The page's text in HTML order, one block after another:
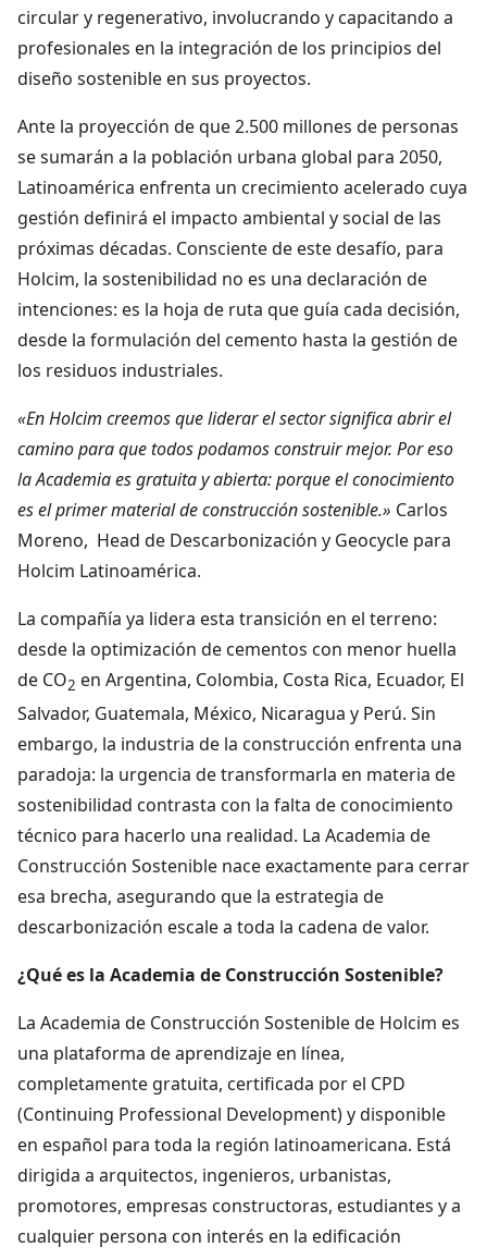
circular y regenerativo, involucrando y capacitando a
profesionales en la integración de los principios del
diseño sostenible en sus proyectos.
Ante la proyección de que 2.500 millones de personas
se sumarán a la población urbana global para 2050,
Latinoamérica enfrenta un crecimiento acelerado cuya
gestión definirá el impacto ambiental y social de las
próximas décadas. Consciente de este desafío, para
Holcim, la sostenibilidad no es una declaración de
intenciones: es la hoja de ruta que guía cada decisión,
desde la formulación del cemento hasta la gestión de
los residuos industriales.
«En Holcim creemos que liderar el sector significa abrir el
camino para que todos podamos construir mejor. Por eso
la Academia es gratuita y abierta: porque el conocimiento
es el primer material de construcción sostenible.» Carlos
Moreno, Head de Descarbonización y Geocycle para
Holcim Latinoamérica.
La compañía ya lidera esta transición en el terreno:
desde la optimización de cementos con menor huella
de CO2 en Argentina, Colombia, Costa Rica, Ecuador, El
Salvador, Guatemala, México, Nicaragua y Perú. Sin
embargo, la industria de la construcción enfrenta una
paradoja: la urgencia de transformarla en materia de
sostenibilidad contrasta con la falta de conocimiento
técnico para hacerlo una realidad. La Academia de
Construcción Sostenible nace exactamente para cerrar
esa brecha, asegurando que la estrategia de
descarbonización escale a toda la cadena de valor.
¿Qué es la Academia de Construcción Sostenible?
La Academia de Construcción Sostenible de Holcim es
una plataforma de aprendizaje en línea,
completamente gratuita, certificada por el CPD
(Continuing Professional Development) y disponible
en español para toda la región latinoamericana. Está
dirigida a arquitectos, ingenieros, urbanistas,
promotores, empresas constructoras, estudiantes y a
cualquier persona con interés en la edificación